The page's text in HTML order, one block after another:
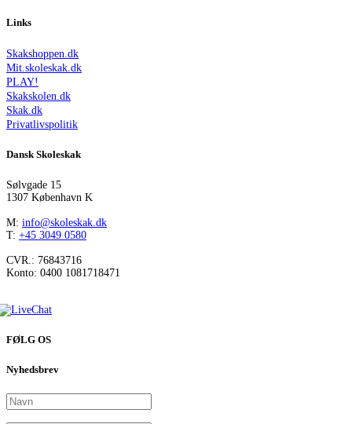
Links
Skakshoppen.dk
Mit.skoleskak.dk
PLAY!
Skakskolen.dk
Skak.dk
Privatlivspolitik
Dansk Skoleskak
Sølvgade 15
1307 København K
M: info@skoleskak.dk
T: +45 3049 0580
CVR.: 76843716
Konto: 0400 1081718471
FØLG OS
Nyhedsbrev